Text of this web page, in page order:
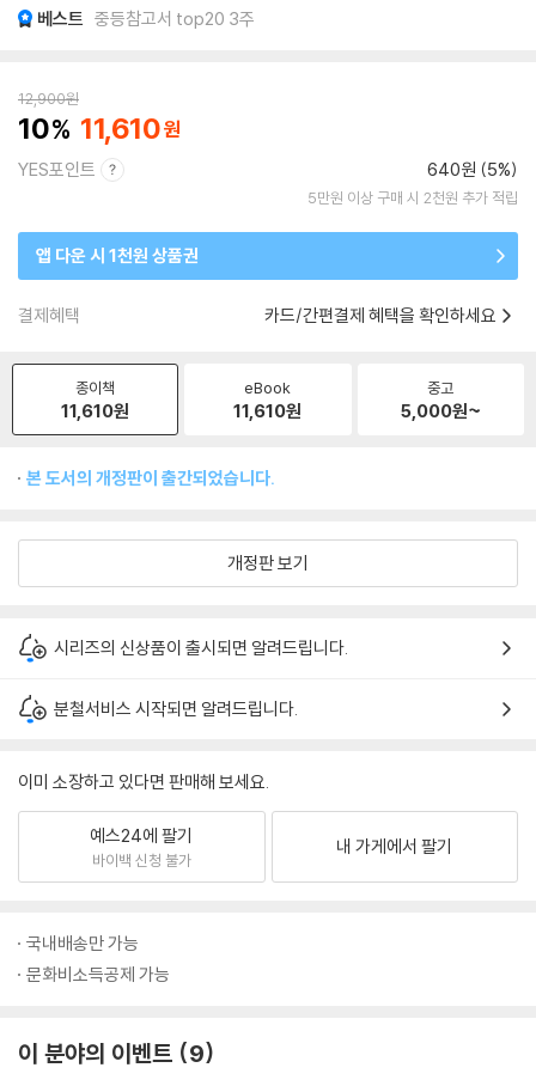
베스트 중등참고서 top20 3주
12,900원
10 11,610
YES포인트 640원 (5%)
5만원 이상 구매 시 2천원 추가 적립
앱 다운 시 1천원 상품권
결제혜택 카드/간편결제 혜택을 확인하세요
종이책
11,610원
eBook
11,610원
중고
5,000원~
본 도서의 개정판이 출간되었습니다.
개정판 보기
시리즈의 신상품이 출시되면 알려드립니다.
분철서비스 시작되면 알려드립니다.
이미 소장하고 있다면 판매해 보세요.
예스24에 팔기
바이백 신청 불가
내 가게에서 팔기
국내배송만 가능
문화비소득공제 가능
이 분야의 이벤트 9